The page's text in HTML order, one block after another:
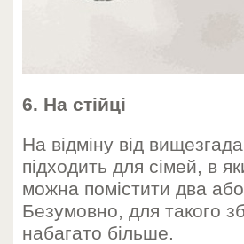
6. На стійці
На відміну від
підходить для сімей, в
можна помістити два
Безумовно, для такого
набагато більше.